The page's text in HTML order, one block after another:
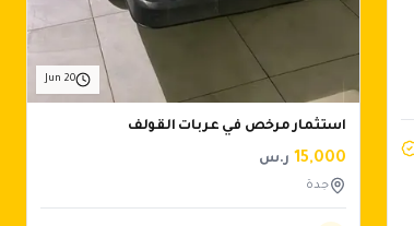
Jun 20
استثمار مرخص في عربات القولف
15,000 ر.س
جدة